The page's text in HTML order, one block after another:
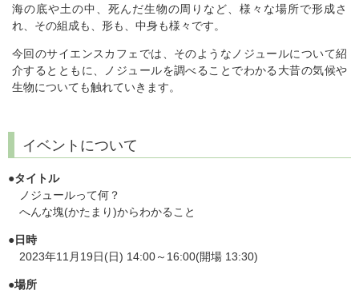
海の底や土の中、死んだ生物の周りなど、様々な場所で形成さ
れ、その組成も、形も、中身も様々です。
今回のサイエンスカフェでは、そのようなノジュールについて紹
介するとともに、ノジュールを調べることでわかる大昔の気候や
生物についても触れていきます。
イベントについて
●タイトル
ノジュールって何？
へんな塊(かたまり)からわかること
●日時
2023年11月19日(日) 14:00～16:00(開場 13:30)
●場所